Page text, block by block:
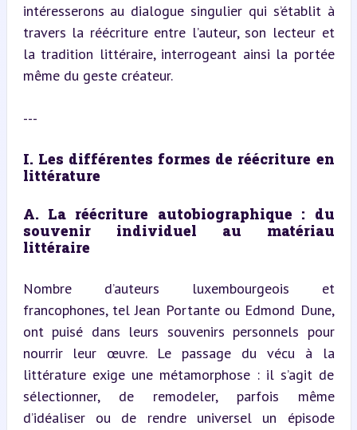
intéresserons au dialogue singulier qui s’établit à
travers la réécriture entre l’auteur, son lecteur et
la tradition littéraire, interrogeant ainsi la portée
même du geste créateur.
---
I. Les différentes formes de réécriture en
littérature
A. La réécriture autobiographique : du
souvenir individuel au matériau
littéraire
Nombre d’auteurs luxembourgeois et
francophones, tel Jean Portante ou Edmond Dune,
ont puisé dans leurs souvenirs personnels pour
nourrir leur œuvre. Le passage du vécu à la
littérature exige une métamorphose : il s’agit de
sélectionner, de remodeler, parfois même
d’idéaliser ou de rendre universel un épisode